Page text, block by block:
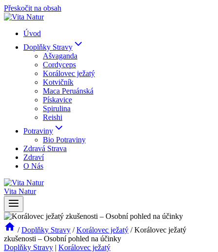
Přeskočit na obsah
Úvod
Doplňky Stravy
Ašvaganda
Cordyceps
Korálovec ježatý
Kotvičník
Maca Peruánská
Pískavice
Spirulina
Reishi
Potraviny
Bio Potraviny
Zdravá Strava
Zdraví
O Nás
Vita Natur
/ Doplňky Stravy / Korálovec ježatý / Korálovec ježatý
zkušenosti – Osobní pohled na účinky
Doplňky Stravy | Korálovec ježatý